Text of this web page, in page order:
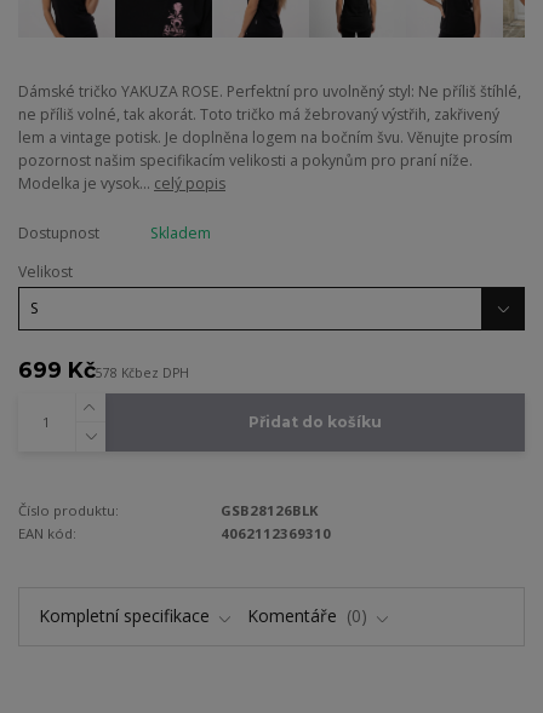
Dámské tričko YAKUZA ROSE. Perfektní pro uvolněný styl: Ne příliš štíhlé,
ne příliš volné, tak akorát. Toto tričko má žebrovaný výstřih, zakřivený
lem a vintage potisk. Je doplněna logem na bočním švu. Věnujte prosím
pozornost našim specifikacím velikosti a pokynům pro praní níže.
Modelka je vysok... celý popis
Dostupnost
Skladem
Velikost
699 Kč578 Kčbez DPH
Přidat do košíku
Číslo produktu:
GSB28126BLK
EAN kód:
4062112369310
Kompletní specifikace Komentáře 0